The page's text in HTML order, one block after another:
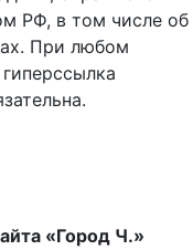
РФ, в том числе об
При любом
«Город Ч.»